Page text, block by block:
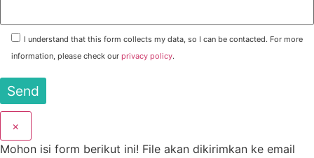
I understand that this form collects my data, so I can be contacted. For more
information, please check our privacy policy.
×
Mohon isi form berikut ini! File akan dikirimkan ke email